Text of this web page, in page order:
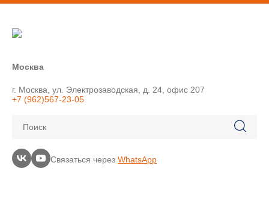
Москва
г. Москва, ул. Электрозаводская, д. 24, офис 207
+7 (962)567-23-05
Поиск
Связаться через WhatsApp